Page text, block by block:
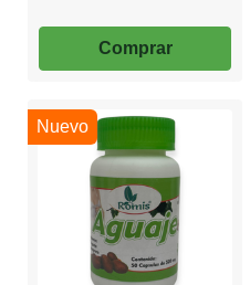
Comprar
Nuevo